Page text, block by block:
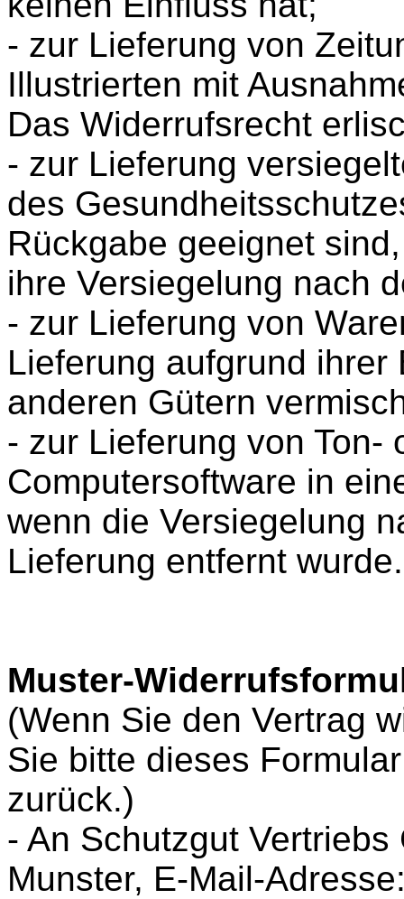
- zur Lieferung von
Illustrierten mit
Das Widerrufsrecht
- zur Lieferung
des
Rückgabe geeignet
ihre Versiegelung nach
- zur Lieferung von
Lieferung aufgrund
anderen Gütern
- zur Lieferung von Ton-
Computersoftware in
wenn die Versiegelung
Lieferung entfernt wurde.
Muster-
(Wenn Sie den Vertrag
Sie bitte dieses
zurück.)
- An Schutzgut
Munster, E-Mail-